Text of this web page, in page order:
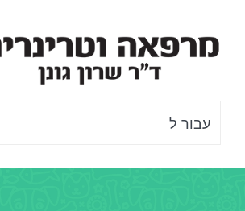
לתוכן
עבור ל